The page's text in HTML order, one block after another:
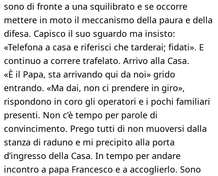
sono di fronte a una squilibrato e se occorre
mettere in moto il meccanismo della paura e della
difesa. Capisco il suo sguardo ma insisto:
«Telefona a casa e riferisci che tarderai; fidati». E
continuo a correre trafelato. Arrivo alla Casa.
«È il Papa, sta arrivando qui da noi» grido
entrando. «Ma dai, non ci prendere in giro»,
rispondono in coro gli operatori e i pochi familiari
presenti. Non c’è tempo per parole di
convincimento. Prego tutti di non muoversi dalla
stanza di raduno e mi precipito alla porta
d’ingresso della Casa. In tempo per andare
incontro a papa Francesco e a accoglierlo. Sono